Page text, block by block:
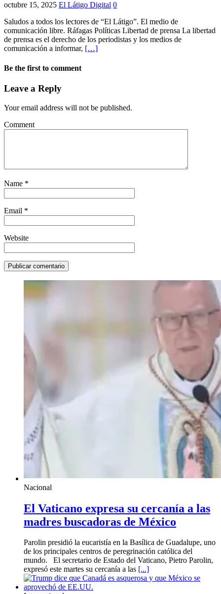
octubre 15, 2025 El Látigo Digital 0
Saludos a todos los lectores de “El Látigo”. El medio de
comunicación libre. Ráfagas Políticas Libertad de prensa La libertad
de prensa es el derecho de los periodistas y los medios de
comunicación a informar, […]
Be the first to comment
Leave a Reply
Your email address will not be published.
Comment
Name *
Email *
Website
Nacional
El Vaticano expresa su cercanía a las
madres buscadoras de México
Parolin presidió la eucaristía en la Basílica de Guadalupe, uno
de los principales centros de peregrinación católica del
mundo. El secretario de Estado del Vaticano, Pietro Parolin,
expresó este martes su cercanía a las [...]